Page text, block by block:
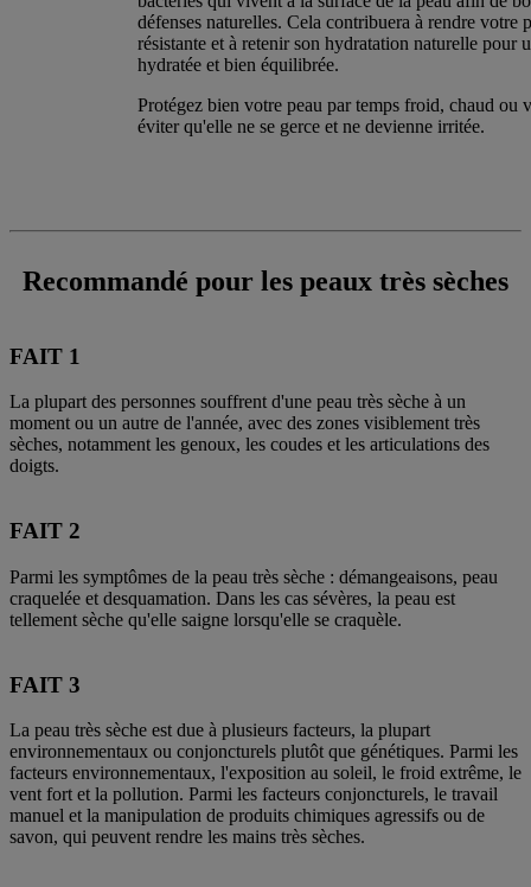
défenses naturelles. Cela contribuera à rendre votre
résistante et à retenir son hydratation naturelle pour
hydratée et bien équilibrée.
Protégez bien votre peau par temps froid, chaud ou
éviter qu'elle ne se gerce et ne devienne irritée.
Recommandé pour les peaux très sèches
FAIT 1
La plupart des personnes souffrent d'une peau très sèche à un
moment ou un autre de l'année, avec des zones visiblement très
sèches, notamment les genoux, les coudes et les articulations des
doigts.
FAIT 2
Parmi les symptômes de la peau très sèche : démangeaisons, peau
craquelée et desquamation. Dans les cas sévères, la peau est
tellement sèche qu'elle saigne lorsqu'elle se craquèle.
FAIT 3
La peau très sèche est due à plusieurs facteurs, la plupart
environnementaux ou conjoncturels plutôt que génétiques. Parmi les
facteurs environnementaux, l'exposition au soleil, le froid extrême, le
vent fort et la pollution. Parmi les facteurs conjoncturels, le travail
manuel et la manipulation de produits chimiques agressifs ou de
savon, qui peuvent rendre les mains très sèches.